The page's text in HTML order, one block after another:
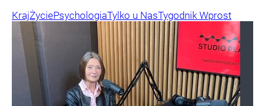
KrajŻyciePsychologiaTylko u NasTygodnik Wprost